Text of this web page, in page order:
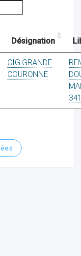
Désignation
CIG GRANDE
COURONNE